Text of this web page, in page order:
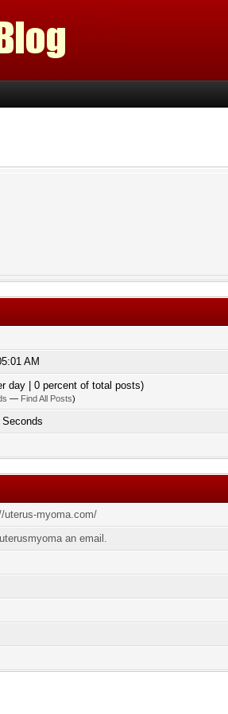
AM
day | 0 percent of total posts)
— Find All Posts)
uterus-myoma.com/
an email.